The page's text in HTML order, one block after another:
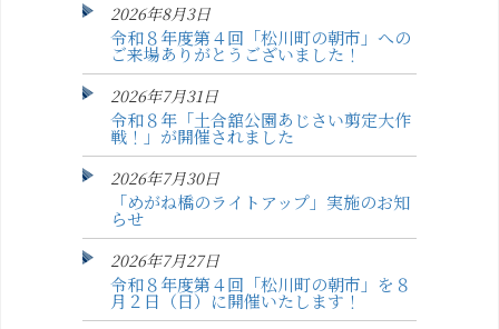
2026年8月3日
令和８年度第４回「松川町の朝市」への
ご来場ありがとうございました！
2026年7月31日
令和８年「土合舘公園あじさい剪定大作
戦！」が開催されました
2026年7月30日
「めがね橋のライトアップ」実施のお知
らせ
2026年7月27日
令和８年度第４回「松川町の朝市」を８
月２日（日）に開催いたします！